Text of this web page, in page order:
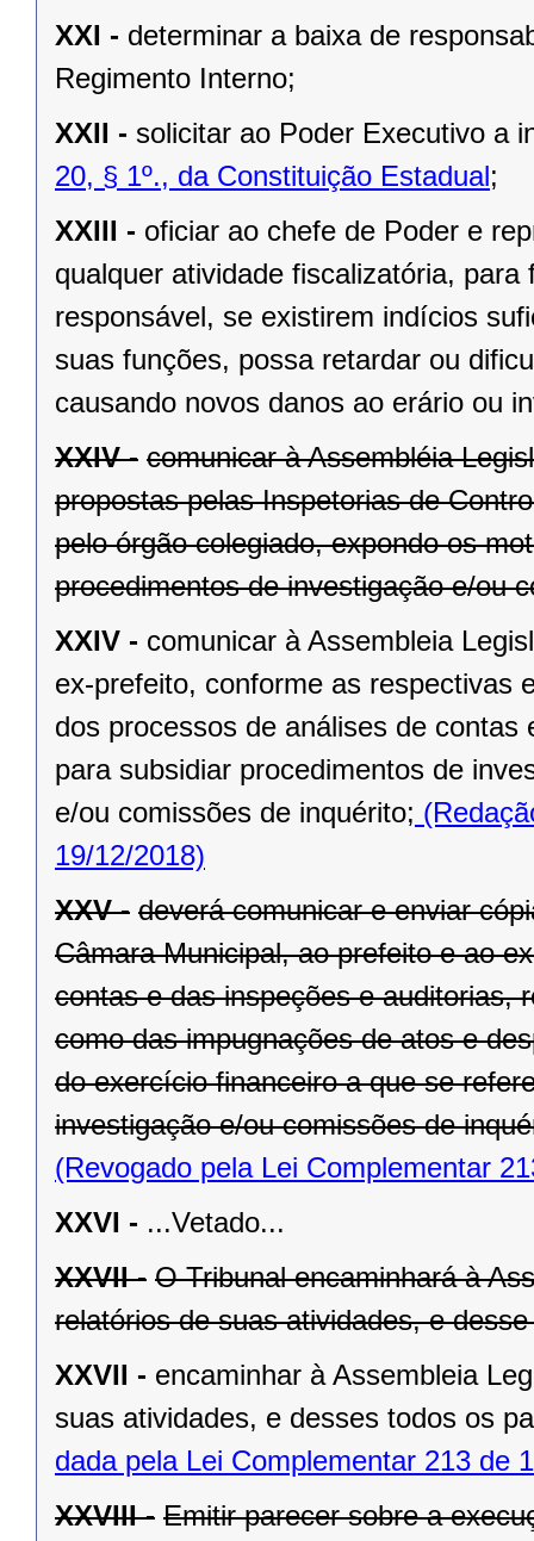
XXI - determinar a baixa de
Regimento Interno;
XXII - solicitar ao Poder Executivo a
20, § 1º., da Constituição Estadual;
XXIII - oficiar ao chefe de Poder e
qualquer atividade fiscalizatória,
responsável, se existirem indícios
suas funções, possa retardar ou
causando novos danos ao erário ou
XXIV - comunicar à Assembléia
propostas pelas Inspetorias de
pelo órgão colegiado, expondo os
procedimentos de investigação e/ou
XXIV - comunicar à Assembleia
ex-prefeito, conforme as respectivas
dos processos de análises de
para subsidiar procedimentos de
e/ou comissões de inquérito;
19/12/2018)
XXV - deverá comunicar e enviar
Câmara Municipal, ao prefeito e ao
contas e das inspeções e auditorias,
como das impugnações de atos e
do exercício financeiro a que se
investigação e/ou comissões de
(Revogado pela Lei Complementar
XXVI - ...Vetado...
XXVII - O Tribunal encaminhará à
relatórios de suas atividades, e
XXVII - encaminhar à Assembleia
suas atividades, e desses todos os
dada pela Lei Complementar 213 de
XXVIII - Emitir parecer sobre a